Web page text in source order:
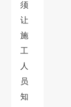
须
让
施
工
人
员
知